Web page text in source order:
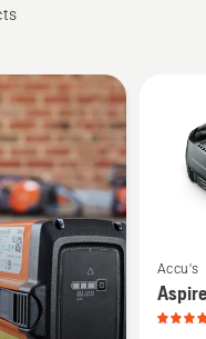
Bekijk
meer
details
Accu's